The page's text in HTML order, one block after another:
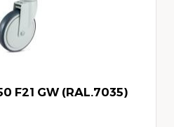
F21 GW (RAL.7035)